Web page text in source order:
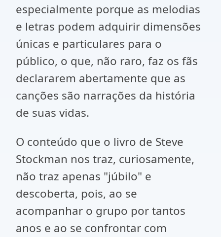
especialmente porque as melodias
e letras podem adquirir dimensões
únicas e particulares para o
público, o que, não raro, faz os fãs
declararem abertamente que as
canções são narrações da história
de suas vidas.
O conteúdo que o livro de Steve
Stockman nos traz, curiosamente,
não traz apenas "júbilo" e
descoberta, pois, ao se
acompanhar o grupo por tantos
anos e ao se confrontar com